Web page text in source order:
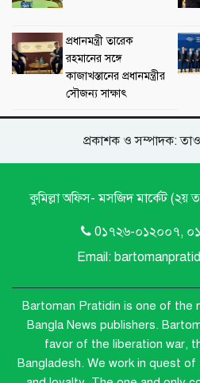
প্রধানমন্ত্রী তারেক
রহমানের সঙ্গে
কাজাখস্তানের প্রধানমন্ত্রীর
সৌজন্য সাক্ষাৎ
প্রকাশক ও সম্পাদক:
কুমিল্লা অফিস- মসজিদ মার্কেট (২য়
0১৭২৬-০১২০০৭,
Email:
Bartoman Pratidin is one of the
Bangla News publishers.
favor of the liberation war,
Bangladesh. We work in quest